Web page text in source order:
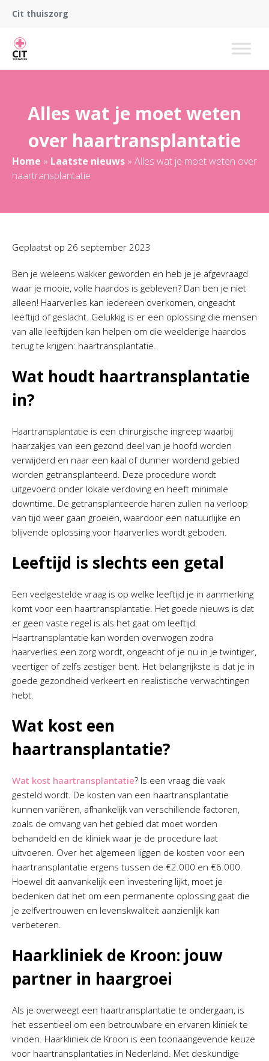
Cit thuiszorg
Alles wat je moet weten
over haartransplantatie
Home » Laatste nieuws » Alles wat je moet weten over
haartransplantatie
Geplaatst op 26 september 2023
Ben je weleens wakker geworden en heb je je afgevraagd
waar je mooie, volle haardos is gebleven? Dan ben je niet
alleen! Haarverlies kan iedereen overkomen, ongeacht
leeftijd of geslacht. Gelukkig is er een oplossing die mensen
van alle leeftijden kan helpen om die weelderige haardos
terug te krijgen: haartransplantatie.
Wat houdt haartransplantatie
in?
Haartransplantatie is een chirurgische ingreep waarbij
haarzakjes van een gezond deel van je hoofd worden
verwijderd en naar een kaal of dunner wordend gebied
worden getransplanteerd. Deze procedure wordt
uitgevoerd onder lokale verdoving en heeft minimale
downtime. De getransplanteerde haren zullen na verloop
van tijd weer gaan groeien, waardoor een natuurlijke en
blijvende oplossing voor haarverlies wordt geboden.
Leeftijd is slechts een getal
Een veelgestelde vraag is op welke leeftijd je in aanmerking
komt voor een haartransplantatie. Het goede nieuws is dat
er geen vaste regel is als het gaat om leeftijd.
Haartransplantatie kan worden overwogen zodra
haarverlies een zorg wordt, ongeacht of je nu in je twintiger,
veertiger of zelfs zestiger bent. Het belangrijkste is dat je in
goede gezondheid verkeert en realistische verwachtingen
hebt.
Wat kost een
haartransplantatie?
Wat kost haartransplantatie? Is een vraag die vaak
gesteld wordt. De kosten van een haartransplantatie
kunnen variëren, afhankelijk van verschillende factoren,
zoals de omvang van het gebied dat moet worden
behandeld en de kliniek waar je de procedure laat
uitvoeren. Over het algemeen liggen de kosten voor een
haartransplantatie ergens tussen de €2.000 en €6.000.
Hoewel dit aanvankelijk een investering lijkt, moet je
bedenken dat het om een permanente oplossing gaat die
je zelfvertrouwen en levenskwaliteit aanzienlijk kan
verbeteren.
Haarkliniek de Kroon: jouw
partner in haargroei
Als je overweegt een haartransplantatie te ondergaan, is
het essentieel om een betrouwbare en ervaren kliniek te
vinden. Haarkliniek de Kroon is een toonaangevende keuze
voor haartransplantaties in Nederland. Met deskundige